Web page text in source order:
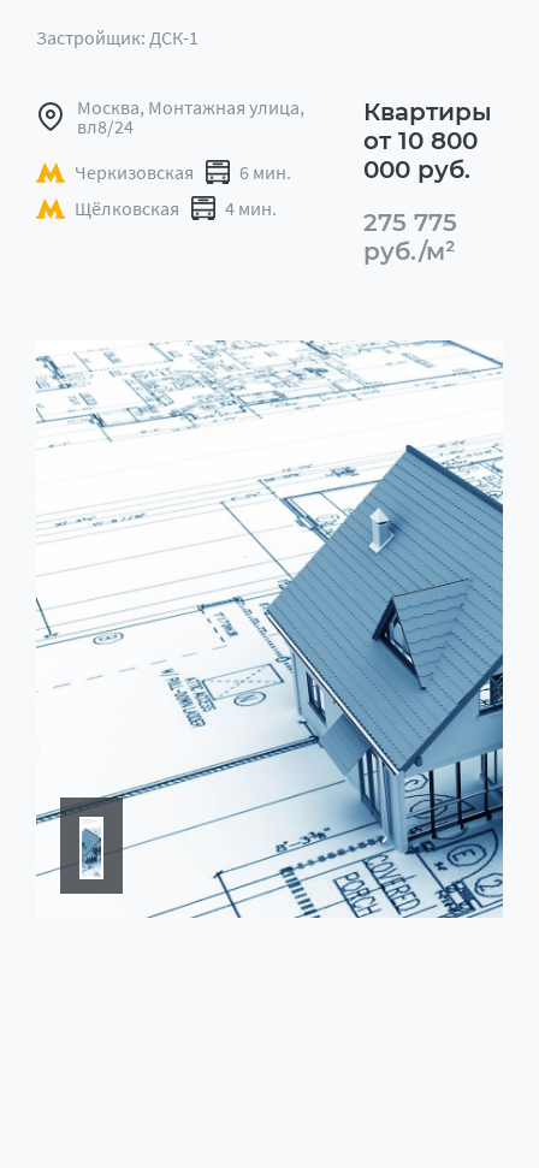
Застройщик: ДСК-1
Москва, Монтажная улица,
вл8/24
Черкизовская
6 мин.
Щёлковская
4 мин.
Квартиры
от 10 800
000 руб.
275 775
руб./м²